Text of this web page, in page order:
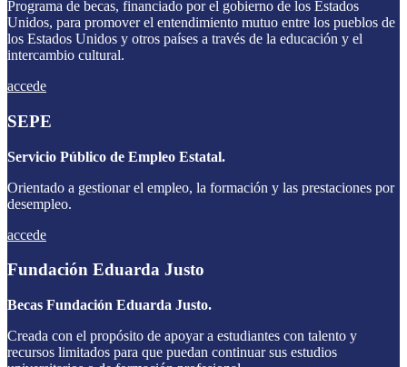
Programa de becas, financiado por el gobierno de los Estados
Unidos, para promover el entendimiento mutuo entre los pueblos de
los Estados Unidos y otros países a través de la educación y el
intercambio cultural.
accede
SEPE
Servicio Público de Empleo Estatal.
Orientado a gestionar el empleo, la formación y las prestaciones por
desempleo.
accede
Fundación Eduarda Justo
Becas Fundación Eduarda Justo.
Creada con el propósito de apoyar a estudiantes con talento y
recursos limitados para que puedan continuar sus estudios